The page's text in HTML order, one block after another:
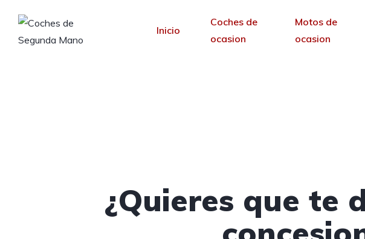
Inicio
Coches de
ocasion
Motos de
ocasion
¿Quieres que te